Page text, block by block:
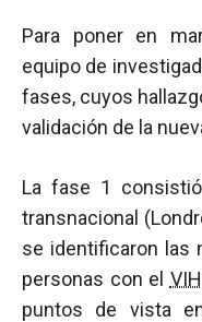
Para poner en
equipo de
fases, cuyos
validación de la
La fase 1
transnacional
se identificaron las
personas con el VIH
puntos de vista